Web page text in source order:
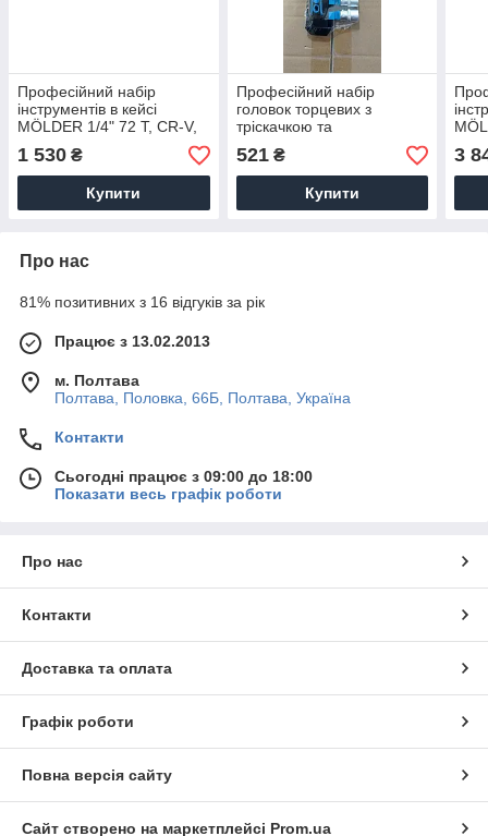
Професійний набір
інструментів в кейсі
MÖLDER 1/4" 72 T, CR-V,
56 од.
1 530 ₴
Купити
Професійний набір
головок торцевих з
тріскачкою та
подовжувачем 1/4" 72Т,
CR-V, 4-13 мм,12шт(5шт/
уп)
521₴
Купити
CR-
3
Про нас
81% позитивних з 16 відгуків за рік
Працює з 13.02.2013
м. Полтава
Полтава, Половка, 66Б, Полтава, Україна
Контакти
Сьогодні працює з 09:00 до 18:00
Показати весь графік роботи
Про нас
Контакти
Доставка та оплата
Графік роботи
Повна версія сайту
Сайт створено на маркетплейсі Prom.ua